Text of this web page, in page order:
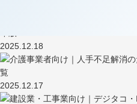
2025.12.18
2025.12.17